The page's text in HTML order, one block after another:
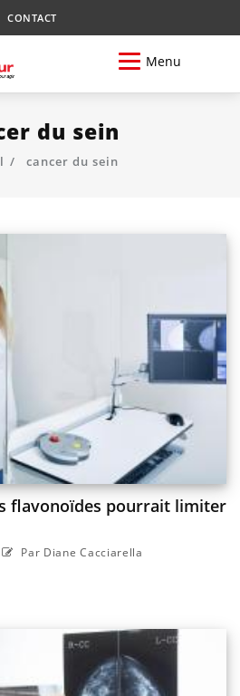
CONTACT
Menu
du sein
cancer du sein
flavonoïdes pourrait limiter
Par Diane Cacciarella